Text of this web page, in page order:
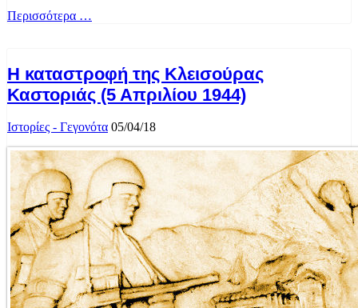
Περισσότερα …
Η καταστροφή της Κλεισούρας
Καστοριάς (5 Απριλίου 1944)
Ιστορίες - Γεγονότα 05/04/18